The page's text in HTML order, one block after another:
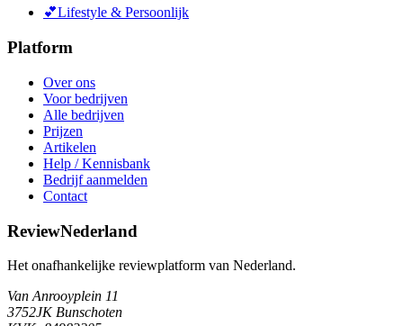
💕Lifestyle & Persoonlijk
Platform
Over ons
Voor bedrijven
Alle bedrijven
Prijzen
Artikelen
Help / Kennisbank
Bedrijf aanmelden
Contact
ReviewNederland
Het onafhankelijke reviewplatform van Nederland.
Van Anrooyplein 11
3752JK Bunschoten